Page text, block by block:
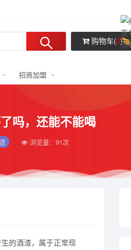
购物车(0)
招商加盟
吗，还能不能喝
浏览量： 91次
的酒渣，属于正常现